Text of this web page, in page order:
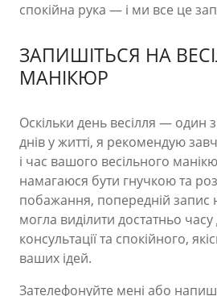
спокійна рука — і ми все це
ЗАПИШІТЬСЯ НА
МАНІКЮР
Оскільки день весілля — один
днів у житті, я рекомендую
і час вашого весільного
намагаюся бути гнучкою та
побажання, попередній запис
могла виділити достатньо часу
консультації та спокійного,
ваших ідей.
Зателефонуйте мені або